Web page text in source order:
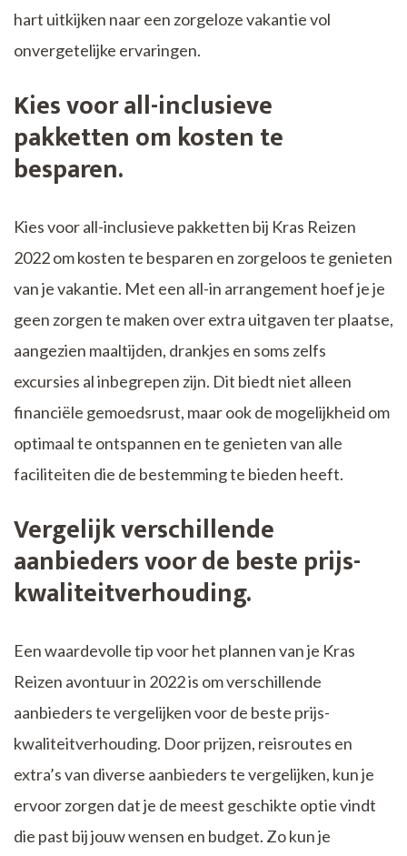
hart uitkijken naar een zorgeloze vakantie vol
onvergetelijke ervaringen.
Kies voor all-inclusieve
pakketten om kosten te
besparen.
Kies voor all-inclusieve pakketten bij Kras Reizen
2022 om kosten te besparen en zorgeloos te genieten
van je vakantie. Met een all-in arrangement hoef je je
geen zorgen te maken over extra uitgaven ter plaatse,
aangezien maaltijden, drankjes en soms zelfs
excursies al inbegrepen zijn. Dit biedt niet alleen
financiële gemoedsrust, maar ook de mogelijkheid om
optimaal te ontspannen en te genieten van alle
faciliteiten die de bestemming te bieden heeft.
Vergelijk verschillende
aanbieders voor de beste prijs-
kwaliteitverhouding.
Een waardevolle tip voor het plannen van je Kras
Reizen avontuur in 2022 is om verschillende
aanbieders te vergelijken voor de beste prijs-
kwaliteitverhouding. Door prijzen, reisroutes en
extra’s van diverse aanbieders te vergelijken, kun je
ervoor zorgen dat je de meest geschikte optie vindt
die past bij jouw wensen en budget. Zo kun je